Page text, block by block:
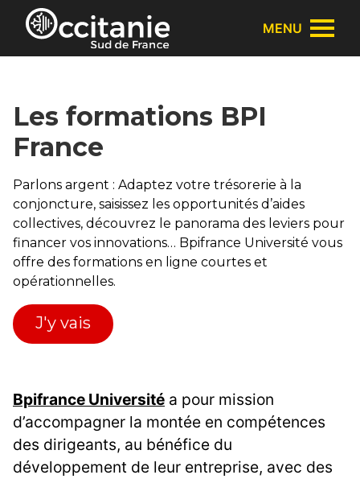
Panneau de gestion des cookies
MENU
Les formations BPI
France
Parlons argent : Adaptez votre trésorerie à la
conjoncture, saisissez les opportunités d’aides
collectives, découvrez le panorama des leviers pour
financer vos innovations… Bpifrance Université vous
offre des formations en ligne courtes et
opérationnelles.
J'y vais
Bpifrance Université a pour mission
d’accompagner la montée en compétences
des dirigeants, au bénéfice du
développement de leur entreprise, avec des